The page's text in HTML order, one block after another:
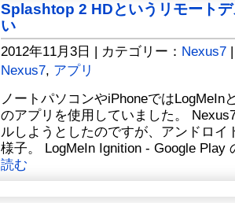
Splashtop 2 HDというリモート
い
2012年11月3日 | カテゴリー： Nexus7
Nexus7, アプリ
ノートパソコンやiPhoneではLogMeIn
のアプリを使用していました。
ルしようとしたのですが、アンドロ
様子。 LogMeIn Ignition - Google Play
読む